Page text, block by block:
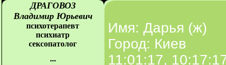
ДРАГОВОЗ
Владимир Юрьевич
психотерапевт
психиатр
сексопатолог
...
Имя: Дарья (ж)
Город: Киев
11:01:17,